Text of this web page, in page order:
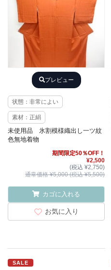
プレビュー
状態：非常によい
素材：正絹
未使用品 氷割模様織出し一ツ紋
色無地着物
期間限定50％OFF！
¥2,500
(税込 ¥2,750)
通常価格 ¥5,000 (税込 ¥5,500)
カゴに入れる
お気に入り
SALE